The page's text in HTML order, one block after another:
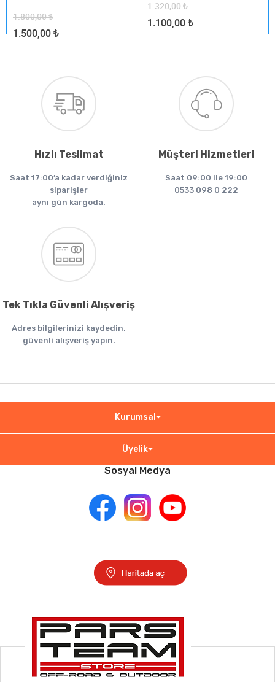
1.800,00₺
1.500,00₺
1.320,00₺
1.100,00 ₺
Hızlı Teslimat
Saat 17:00’a kadar verdiğiniz
siparişler
aynı gün kargoda.
Müşteri Hizmetleri
Saat 09:00 ile 19:00
0533 098 0 222
Tek Tıkla Güvenli Alışveriş
Adres bilgilerinizi kaydedin.
güvenli alışveriş yapın.
Kurumsal
Üyelik
Sosyal Medya